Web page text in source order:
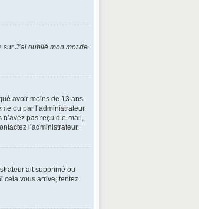
sur J’ai oublié mon mot de
avoir moins de 13 ans
ou par l’administrateur
pas reçu d’e-mail,
l’administrateur.
ait supprimé ou
cela vous arrive, tentez